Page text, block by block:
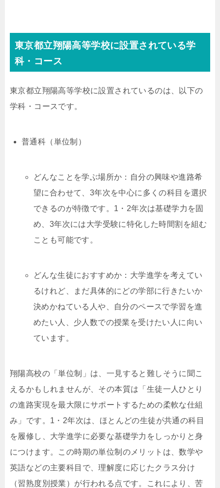
東京都立翔陽高等学校に設置されている学
科・コース
東京都立翔陽高等学校に設置されているのは、以下の
学科・コースです。
普通科（単位制）
どんなことを学ぶ場所か：自分の興味や進路希
望に合わせて、3年次を中心に多くの科目を選択
できるのが特徴です。1・2年次は基礎学力を固
め、3年次には大学受験に特化した時間割を組む
ことも可能です。
どんな生徒におすすめか：大学進学を考えてい
るけれど、まだ具体的にどの学部に行きたいか
決めかねている人や、自分のペースで学習を進
めたい人、少人数での授業を受けたい人に向い
ています。
翔陽高校の「単位制」は、一見すると難しそうに聞こ
えるかもしれませんが、その本質は「生徒一人ひとり
の進路実現を最大限にサポートするための柔軟な仕組
み」です。1・2年次は、ほとんどの生徒が共通の科目
を履修し、大学進学に必要な基礎学力をしっかりと身
につけます。この時期の単位制のメリットは、数学や
英語などの主要科目で、理解度に応じたクラス分け
（習熟度別授業）が行われる点です。これにより、苦